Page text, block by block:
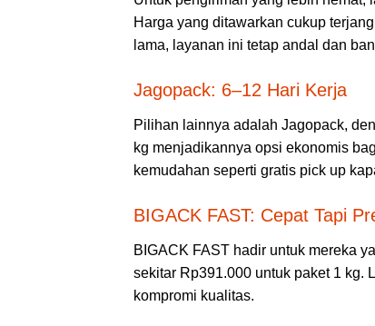
Harga yang ditawarkan cukup
lama, layanan ini tetap andal dan
Jagopack: 6–12 Hari Kerja
Pilihan lainnya adalah Jagopack,
kg menjadikannya opsi ekonomis
kemudahan seperti gratis pick up
BIGACK FAST: Cepat Tapi
BIGACK FAST hadir untuk mereka
sekitar Rp391.000 untuk paket 1 kg.
kompromi kualitas.